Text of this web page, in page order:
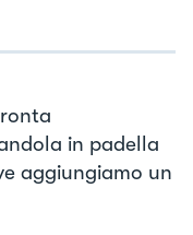
in padella
aggiungiamo un